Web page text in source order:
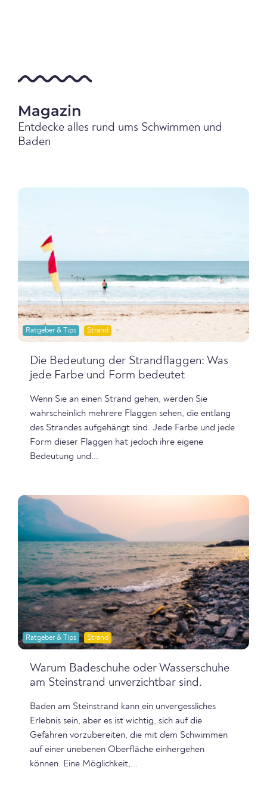
Magazin
Entdecke alles rund ums Schwimmen und
Baden
Ratgeber & Tips Strand
Die Bedeutung der Strandflaggen: Was
jede Farbe und Form bedeutet
Wenn Sie an einen Strand gehen, werden Sie
wahrscheinlich mehrere Flaggen sehen, die entlang
des Strandes aufgehängt sind. Jede Farbe und jede
Form dieser Flaggen hat jedoch ihre eigene
Bedeutung und...
Ratgeber & Tips Strand
Warum Badeschuhe oder Wasserschuhe
am Steinstrand unverzichtbar sind.
Baden am Steinstrand kann ein unvergessliches
Erlebnis sein, aber es ist wichtig, sich auf die
Gefahren vorzubereiten, die mit dem Schwimmen
auf einer unebenen Oberfläche einhergehen
können. Eine Möglichkeit,...